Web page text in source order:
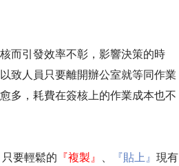
而引發效率不彰，影響決策的時
致人員只要離開辦公室就等同作業
多，耗費在簽核上的作業成本也不
要輕鬆的 『複製』 、 『貼上』 現有